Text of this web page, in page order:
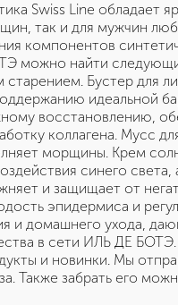
Swiss Line обладает
так и для мужчин
компонентов
можно найти
Бустер для
идеальной
восстановлению,
коллагена. Мусс
морщины. Крем
синего света,
и защищает от
эпидермиса и
и домашнего ухода,
в сети ИЛЬ ДЕ БОТЭ.
и новинки. Мы
Также забрать его